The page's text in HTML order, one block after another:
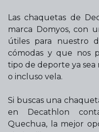
Las chaquetas de
marca Domyos, con
útiles para nuestro
cómodas y que nos
tipo de deporte ya sea
o incluso vela.
Si buscas una
en Decathlon
Quechua, la mejor